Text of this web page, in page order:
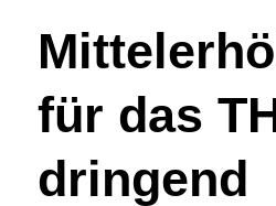
für das
dringend